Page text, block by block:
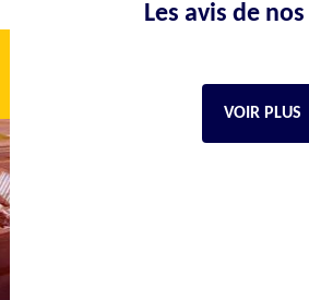
Les avis de
VOIR PLUS